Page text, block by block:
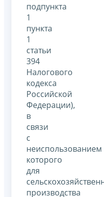
подпункта
1
пункта
1
статьи
394
Налогового
кодекса
Российской
Федерации),
в
связи
с
неиспользованием
которого
для
производства